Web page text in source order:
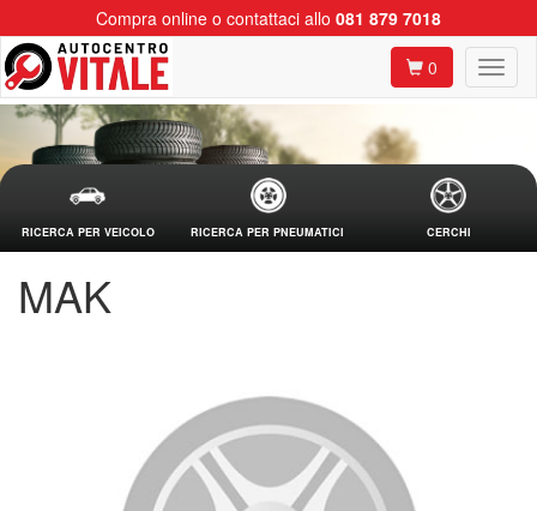
Compra online o contattaci allo 081 879 7018
0
RICERCA PER VEICOLO RICERCA PER PNEUMATICI CERCHI
MAK